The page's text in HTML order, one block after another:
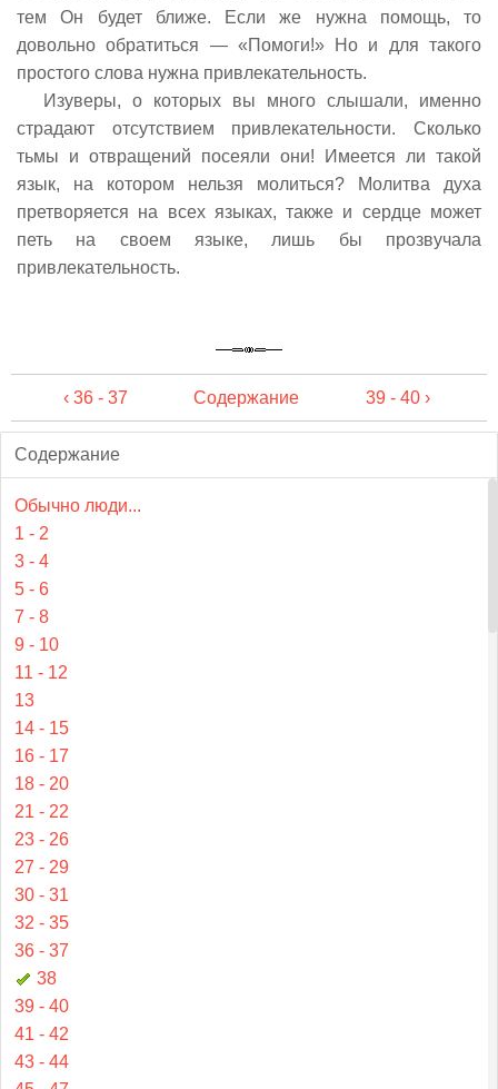
тем Он будет ближе. Если же нужна помощь, то
довольно обратиться — «Помоги!» Но и для такого
простого слова нужна привлекательность.
Изуверы, о которых вы много слышали, именно
страдают отсутствием привлекательности. Сколько
тьмы и отвращений посеяли они! Имеется ли такой
язык, на котором нельзя молиться? Молитва духа
претворяется на всех языках, также и сердце может
петь на своем языке, лишь бы прозвучала
привлекательность.
‹ 36 - 37 Содержание 39 - 40 ›
Содержание
Обычно люди...
1 - 2
3 - 4
5 - 6
7 - 8
9 - 10
11 - 12
13
14 - 15
16 - 17
18 - 20
21 - 22
23 - 26
27 - 29
30 - 31
32 - 35
36 - 37
38
39 - 40
41 - 42
43 - 44